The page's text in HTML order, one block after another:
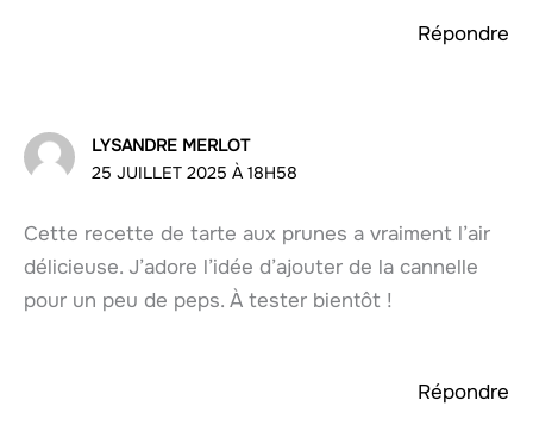
Répondre
LYSANDRE MERLOT
25 JUILLET 2025 À 18H58
Cette recette de tarte aux prunes a vraiment l’air
délicieuse. J’adore l’idée d’ajouter de la cannelle
pour un peu de peps. À tester bientôt !
Répondre